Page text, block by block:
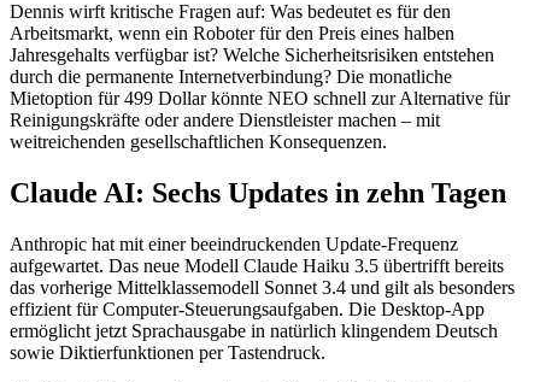
Dennis wirft kritische Fragen auf: Was bedeutet es für den
Arbeitsmarkt, wenn ein Roboter für den Preis eines halben
Jahresgehalts verfügbar ist? Welche Sicherheitsrisiken entstehen
durch die permanente Internetverbindung? Die monatliche
Mietoption für 499 Dollar könnte NEO schnell zur Alternative für
Reinigungskräfte oder andere Dienstleister machen – mit
weitreichenden gesellschaftlichen Konsequenzen.
Claude AI: Sechs Updates in zehn Tagen
Anthropic hat mit einer beeindruckenden Update-Frequenz
aufgewartet. Das neue Modell Claude Haiku 3.5 übertrifft bereits
das vorherige Mittelklassemodell Sonnet 3.4 und gilt als besonders
effizient für Computer-Steuerungsaufgaben. Die Desktop-App
ermöglicht jetzt Sprachausgabe in natürlich klingendem Deutsch
sowie Diktierfunktionen per Tastendruck.